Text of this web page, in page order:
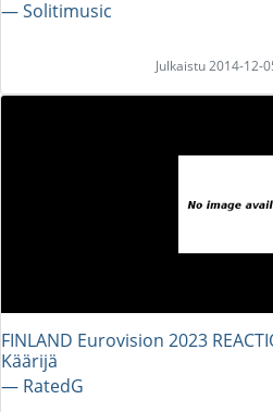
― Solitimusic
Julkaistu 2014-12-
FINLAND Eurovision 2023
Käärijä
― RatedG